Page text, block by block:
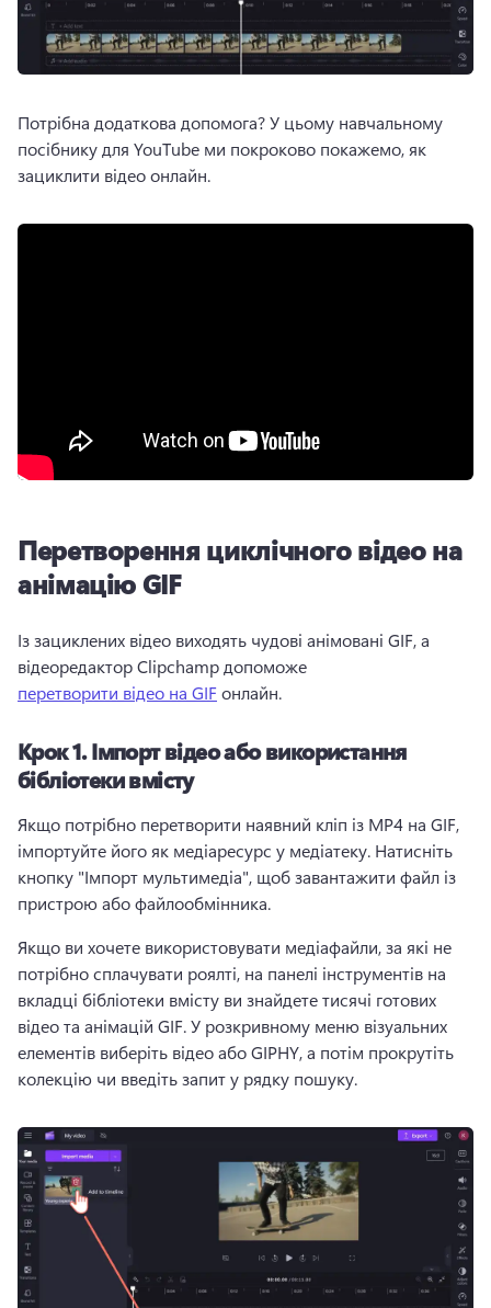
Потрібна додаткова допомога? У цьому навчальному
посібнику для YouTube ми покроково покажемо, як
зациклити відео онлайн.
Перетворення циклічного відео на
анімацію GIF
Із зациклених відео виходять чудові анімовані GIF, а
відеоредактор Clipchamp допоможе
перетворити відео на GIF онлайн.
Крок 1.Імпорт відео або використання
бібліотеки вмісту
Якщо потрібно перетворити наявний кліп із MP4 на GIF,
імпортуйте його як медіаресурс у медіатеку. Натисніть
кнопку "Імпорт мультимедіа", щоб завантажити файл із
пристрою або файлообмінника.
Якщо ви хочете використовувати медіафайли, за які не
потрібно сплачувати роялті, на панелі інструментів на
вкладці бібліотеки вмісту ви знайдете тисячі готових
відео та анімацій GIF. У розкривному меню візуальних
елементів виберіть відео або GIPHY, а потім прокрутіть
колекцію чи введіть запит у рядку пошуку.